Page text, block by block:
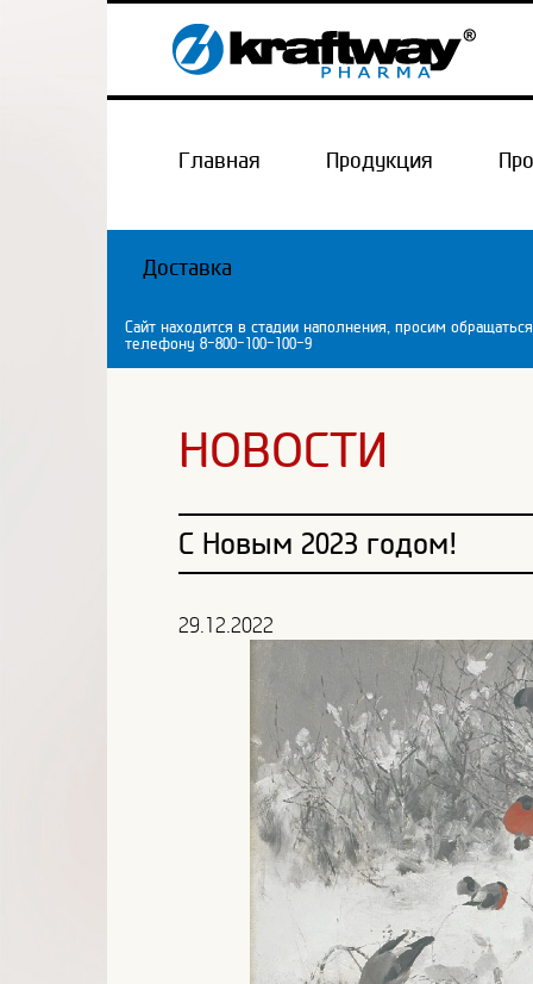
Главная Продукция
Доставка
Сайт находится в стадии наполнения, просим
телефону 8-800-100-100-9
НОВОСТИ
С Новым 2023 годом!
29.12.2022